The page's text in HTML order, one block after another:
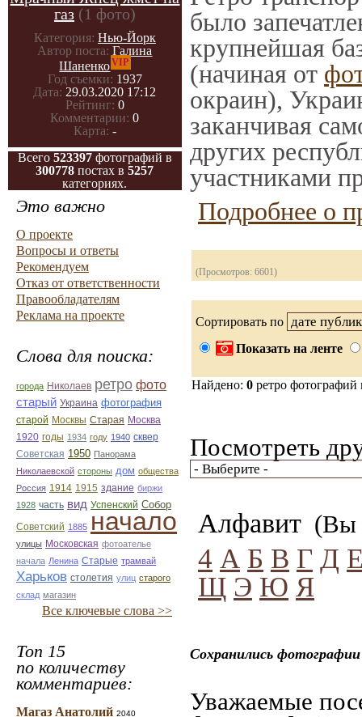
газ (1 фото)
Категория: Нью-Йорк
Автор поста: Галина
ШаненкоVIP
Год съемки: 1937
Дата: 29.03.2020 17:12
Рейтинг: 0
Комментарии: 0
Карта: -
Всего 523397 фотографий в
300778 постах в5257
категориях.
Это важно
О проекте
Вопросы и ответы
Рекомендуем
Отказ от ответственности
Правообладателям
Реклама на проекте
Слова для поиска:
города Николаев ретро фото
старый Украина фотография
старой Москвы Старая Москва
1920 годы 1934 году 1940 сквер
Советская 1950 Панорама
Николаевской стороны дом общества
Россия 1914 1915 здание биржи
1928 часть вид Успенский Собор
Советский 1885 начало
улицы Московская фотоателье
начала Ленина Старые трамвай
Харьков столетия улиц старого
склад магазин
Все ключевые слова >>
Топ 15
по количеству
комментариев:
Магаз Анатолий 2040
было
крупнейшая
(начиная от
окраин),
заканчивая
других
участниками
Подробнее о
(Просмотров: 6601)
Сортировать по
Показать на ленте
Найдено: 0 ретро
Посмотреть
Алфавит (Вы
4 А Б В Г Д
Щ Э Ю Я
Сохранились
Уважаемые